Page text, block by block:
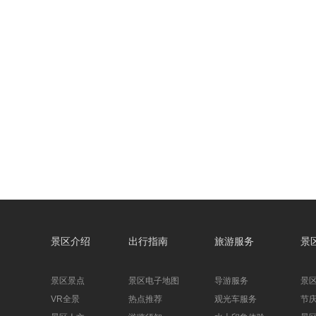
景区介绍
景区景点
VR全景
出行指南
景区电子地图
热点推荐
旅游服务
导游服务
观光车服务
景
景
节